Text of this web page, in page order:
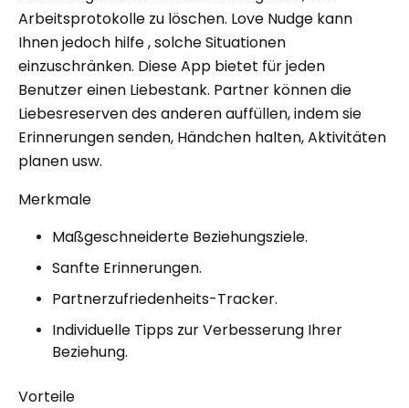
Arbeitsprotokolle zu löschen. Love Nudge kann
Ihnen jedoch hilfe , solche Situationen
einzuschränken. Diese App bietet für jeden
Benutzer einen Liebestank. Partner können die
Liebesreserven des anderen auffüllen, indem sie
Erinnerungen senden, Händchen halten, Aktivitäten
planen usw.
Merkmale
Maßgeschneiderte Beziehungsziele.
Sanfte Erinnerungen.
Partnerzufriedenheits-Tracker.
Individuelle Tipps zur Verbesserung Ihrer
Beziehung.
Vorteile